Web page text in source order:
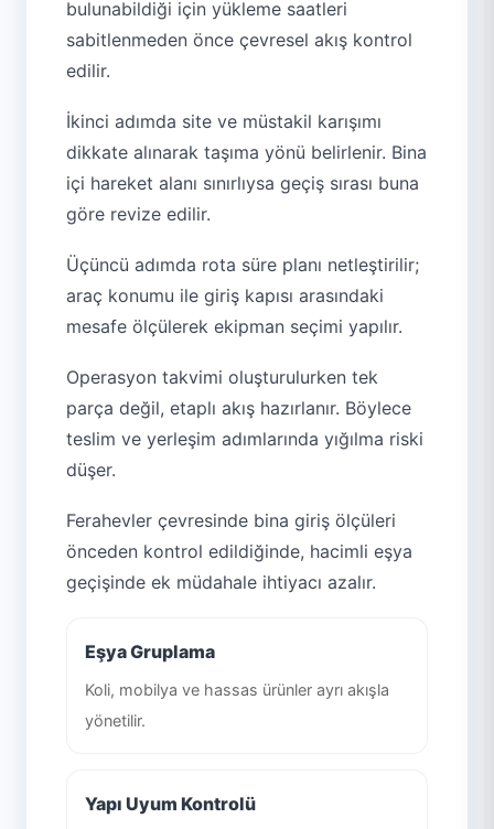
bulunabildiği için yükleme saatleri
sabitlenmeden önce çevresel akış kontrol
edilir.
İkinci adımda site ve müstakil karışımı
dikkate alınarak taşıma yönü belirlenir. Bina
içi hareket alanı sınırlıysa geçiş sırası buna
göre revize edilir.
Üçüncü adımda rota süre planı netleştirilir;
araç konumu ile giriş kapısı arasındaki
mesafe ölçülerek ekipman seçimi yapılır.
Operasyon takvimi oluşturulurken tek
parça değil, etaplı akış hazırlanır. Böylece
teslim ve yerleşim adımlarında yığılma riski
düşer.
Ferahevler çevresinde bina giriş ölçüleri
önceden kontrol edildiğinde, hacimli eşya
geçişinde ek müdahale ihtiyacı azalır.
Eşya Gruplama
Koli, mobilya ve hassas ürünler ayrı akışla
yönetilir.
Yapı Uyum Kontrolü